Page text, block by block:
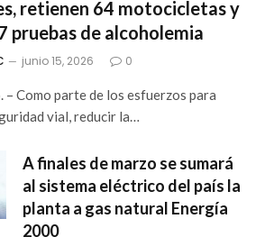
retienen 64 motocicletas y
pruebas de alcoholemia
junio 15, 2026 0
– Como parte de los esfuerzos para
vial, reducir la…
A finales de marzo se sumará
al sistema eléctrico del país la
planta a gas natural Energía
2000